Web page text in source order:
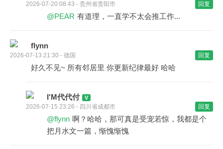
2026-07-20 08:43 - 贵州省贵阳市 回复
@PEAR 有道理，一直学不太会推工作...
flynn
2026-07-13 21:30 - 德国 回复
好久不见~ 所有邻居里 你更新纪律最好 哈哈
I'M代代付
2026-07-15 23:26 - 四川省成都市 回复
@flynn 啊？哈哈，那可真是受宠若惊，我都是个
把月水文一篇，惭愧惭愧